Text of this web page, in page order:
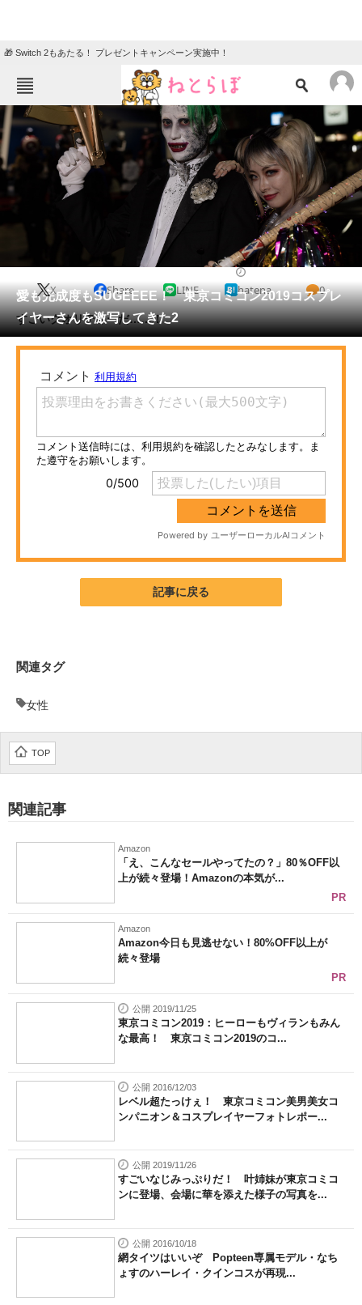
🎁 Switch 2もあたる！ プレゼントキャンペーン実施中！
ねとらぼメニュー
TOP ニュース
エンタメ クイズ
地域
リサーチ
会員記事
メディア
ITの今と未来を見通す
進化するPCとデバイスの未来
企業ITのトレンドを詳説
マーケ×ITの今がよく分かる
ITエンジニア向け専門サイト
企業向けIT製品の総合サイト
製造業のIT導入・活用を支援
モノづくり技術者専門サイト
エレクトロニクス専門サイト
エネルギーの専門メディア
ちょっと気になるネットの話題
愛も完成度もSUGEEEE！ 東京コミコン2019コスプレ
イヤーさんを激写してきた2
X Share LINE hatena 0
すごいクオリティーだ……！
記事に戻る
関連タグ
女性
TOP
関連記事
Amazon
「え、こんなセールやってたの？」80％OFF以
上が続々登場！Amazonの本気が...
PR
Amazon
Amazon今日も見逃せない！80%OFF以上が
続々登場
PR
公開 2019/11/25
東京コミコン2019：ヒーローもヴィランもみん
な最高！ 東京コミコン2019のコ...
公開 2016/12/03
レベル超たっけぇ！ 東京コミコン美男美女コ
ンパニオン＆コスプレイヤーフォトレポー...
公開 2019/11/26
すごいなじみっぷりだ！ 叶姉妹が東京コミコ
ンに登場、会場に華を添えた様子の写真を...
公開 2016/10/18
網タイツはいいぞ Popteen専属モデル・なち
ょすのハーレイ・クインコスが再現...